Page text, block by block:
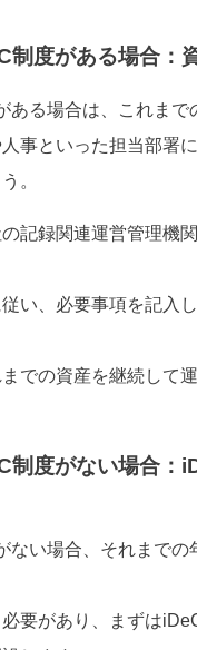
制度がある場合：
ある場合は、これまで
事といった担当部署
。
記録関連運営管理機
い、必要事項を記入
での資産を継続して
制度がない場合：
ない場合、それまで
要があり、まずは